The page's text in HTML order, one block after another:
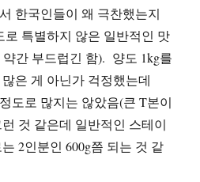
한국인들이 왜 극찬했는지
로 특별하지 않은 일반적인 맛
간 부드럽긴 함). 양도 1kg를
은 게 아닌가 걱정했는데
도로 많지는 않았음(큰 T본이
것 같은데 일반적인 스테이
2인분인 600g쯤 되는 것 같